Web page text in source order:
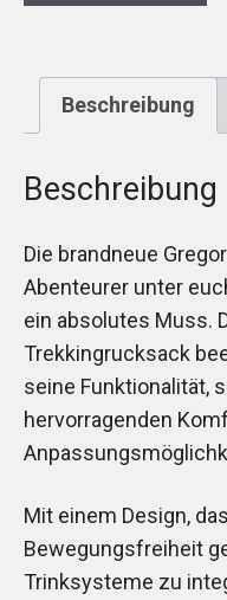
Beschreibung
Beschreibung
Die brandneue
Abenteurer unter
ein absolutes Muss.
Trekkingrucksack
seine Funktionalität,
hervorragenden
Mit einem Design,
Bewegungsfreiheit
Trinksysteme zu